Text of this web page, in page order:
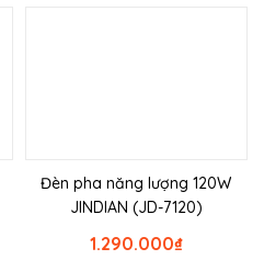
Đèn pha năng lượng 120W
JINDIAN (JD-7120)
₫
1.290.000